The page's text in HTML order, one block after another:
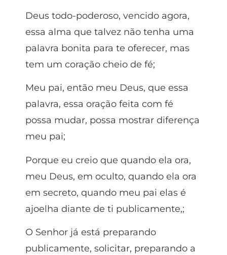
Deus todo-poderoso, vencido agora,
essa alma que talvez não tenha uma
palavra bonita para te oferecer, mas
tem um coração cheio de fé;
Meu pai, então meu Deus, que essa
palavra, essa oração feita com fé
possa mudar, possa mostrar diferença
meu pai;
Porque eu creio que quando ela ora,
meu Deus, em oculto, quando ela ora
em secreto, quando meu pai elas é
ajoelha diante de ti publicamente,;
O Senhor já está preparando
publicamente, solicitar, preparando a